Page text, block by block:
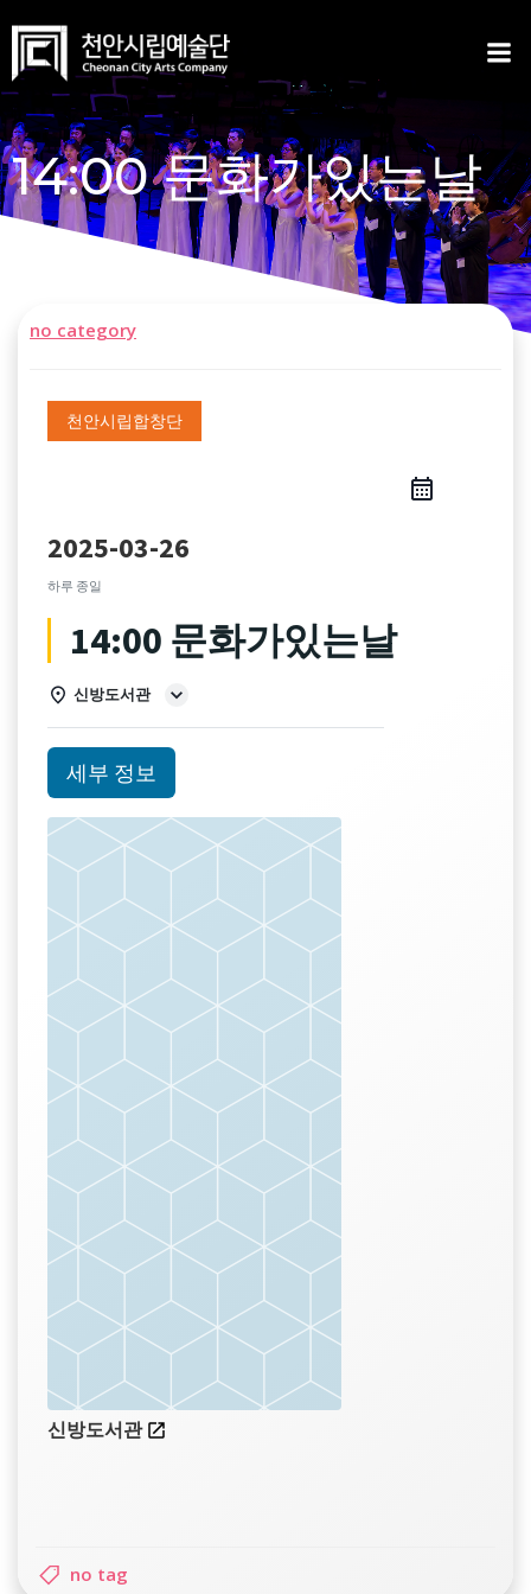
content
14:00 문화가있는날
no category
천안시립합창단
2025-03-26
하루 종일
14:00 문화가있는날
신방도서관
세부 정보
신방도서관
no tag